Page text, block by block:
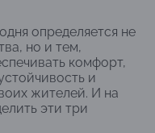
определяется не
но и тем,
комфорт,
и
жителей. И на
эти три